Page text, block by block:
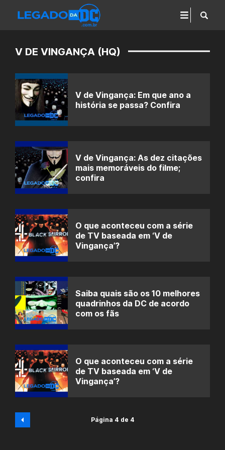
V DE VINGANÇA (HQ)
V de Vingança: Em que ano a
história se passa? Confira
V de Vingança: As dez citações
mais memoráveis do filme;
confira
O que aconteceu com a série
de TV baseada em ‘V de
Vingança’?
Saiba quais são os 10 melhores
quadrinhos da DC de acordo
com os fãs
O que aconteceu com a série
de TV baseada em ‘V de
Vingança’?
Página 4 de 4